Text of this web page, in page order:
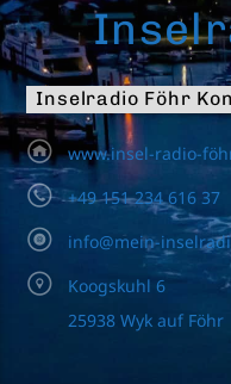
Inselradio Föhr
www.insel-radio-
+49 151 234 616 37
info@mein-
Koogskuhl 6
25938 Wyk auf Föhr